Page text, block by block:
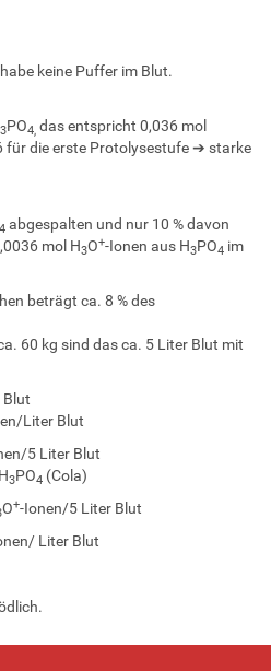
keine Puffer im Blut.
3PO4, das entspricht 0,036 mol
für die erste Protolysestufe ➔ starke
4 abgespalten und nur 10 % davon
mol H3O+-Ionen aus H3PO4 im
beträgt ca. 8 % des
60 kg sind das ca. 5 Liter Blut mit
Liter Blut
5 Liter Blut
3PO4 (Cola)
O+-Ionen/5 Liter Blut
Liter Blut
tödlich.